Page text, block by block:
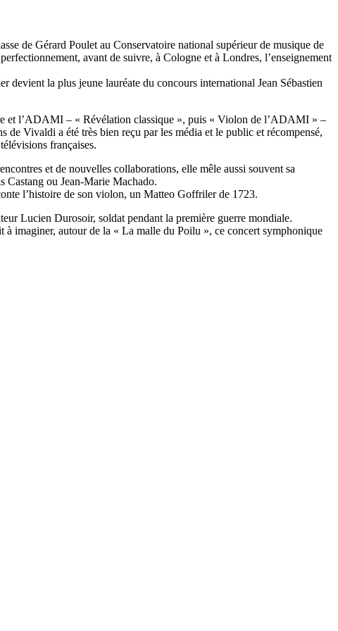
de Gérard Poulet au Conservatoire national supérieur de musique de
avant de suivre, à Cologne et à Londres, l’enseignement
la plus jeune lauréate du concours international Jean Sébastien
et l’ADAMI – « Révélation classique », puis « Violon de l’ADAMI » –
Vivaldi a été très bien reçu par les média et le public et récompensé,
françaises.
et de nouvelles collaborations, elle mêle aussi souvent sa
Castang ou Jean-Marie Machado.
l’histoire de son violon, un Matteo Goffriler de 1723.
Lucien Durosoir, soldat pendant la première guerre mondiale.
imaginer, autour de la « La malle du Poilu », ce concert symphonique